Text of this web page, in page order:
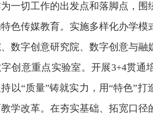
一切工作的出发点和落脚点，
色传媒教育。实施多样化办学模
数字创意研究院、数字创意与融
创意重点实验室。开展3+4贯通
以“质量”铸就实力，用“特色”打
学改革。在夯实基础、拓宽口径